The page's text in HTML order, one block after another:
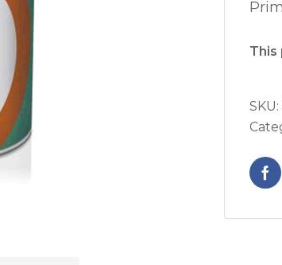
Racleur Sandwich 60/45/60 shore
Racleur Sandwich SW 74
This
SKU: